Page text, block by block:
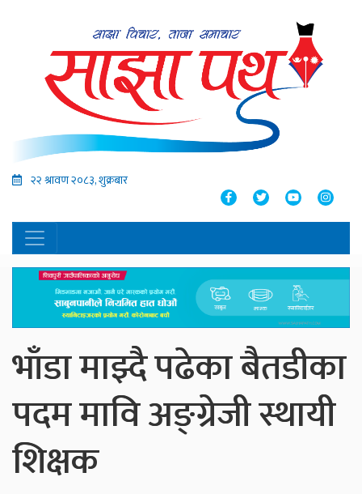
२२ श्रावण २०८३, शुक्रबार
भाँडा माझ्दै पढेका बैतडीका
पदम मावि अङ्ग्रेजी स्थायी
शिक्षक